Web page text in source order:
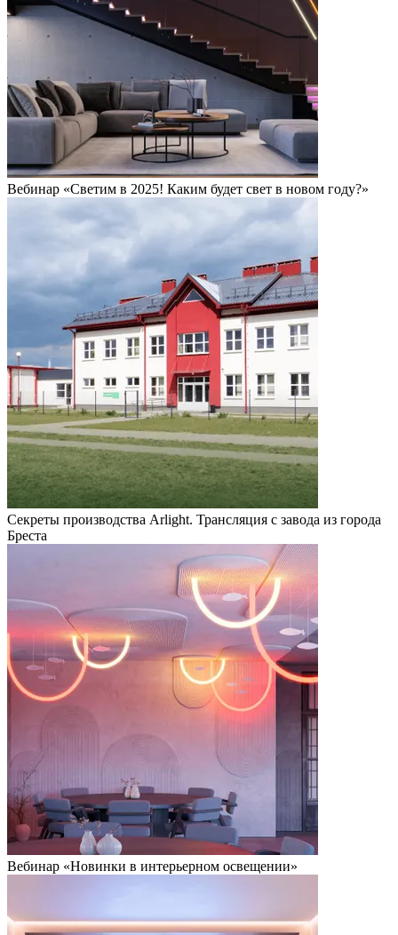
Вебинар «Светим в 2025! Каким будет свет в новом году?»
Секреты производства Arlight. Трансляция с завода из города
Бреста
Вебинар «Новинки в интерьерном освещении»